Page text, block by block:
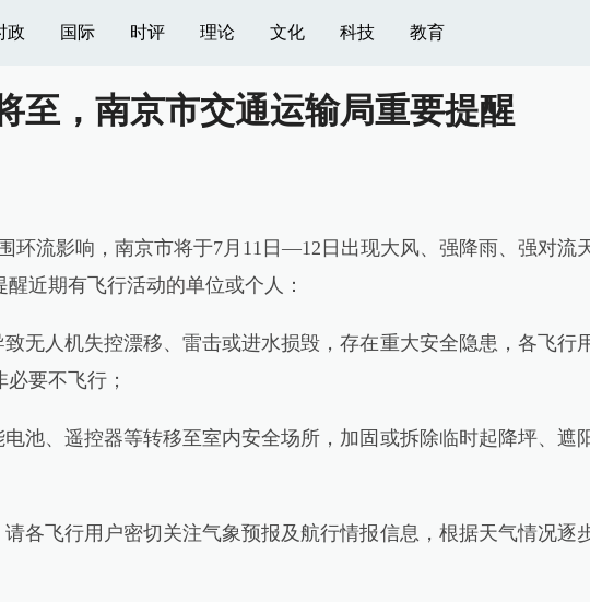
政 国际 时评 理论 文化 科技 教育
至，南京市交通运输局重要提醒
流影响，南京市将于7月11日—12日出现大风、强降雨、强对流
近期有飞行活动的单位或个人：
人机失控漂移、雷击或进水损毁，存在重大安全隐患，各飞行
要不飞行；
、遥控器等转移至室内安全场所，加固或拆除临时起降坪、遮
飞行用户密切关注气象预报及航行情报信息，根据天气情况逐